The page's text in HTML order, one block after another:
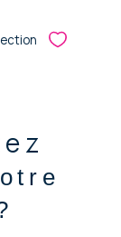
Sélectionner